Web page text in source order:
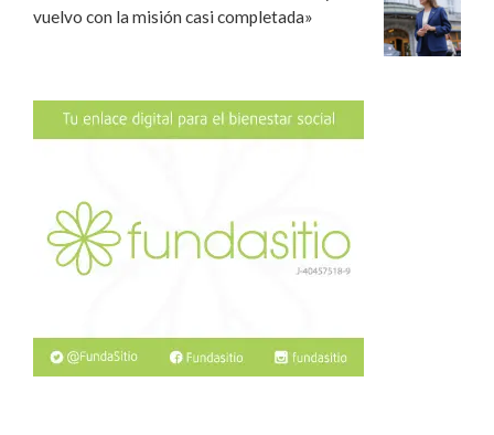
vuelvo con la misión casi completada»